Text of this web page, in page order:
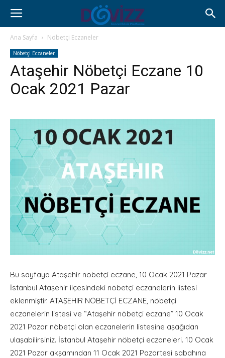
Ana Sayfa Nöbetçi Eczaneler
Nöbetçi Eczaneler
Ataşehir Nöbetçi Eczane 10
Ocak 2021 Pazar
Bu sayfaya Ataşehir nöbetçi eczane, 10 Ocak 2021 Pazar
İstanbul Ataşehir ilçesindeki nöbetçi eczanelerin listesi
eklenmiştir. ATAŞEHIR NÖBETÇİ ECZANE, nöbetçi
eczanelerin listesi ve “Ataşehir nöbetçi eczane” 10 Ocak
2021 Pazar nöbetçi olan eczanelerin listesine aşağıdan
ulaşabilirsiniz. İstanbul Ataşehir nöbetçi eczaneleri. 10 Ocak
2021 Pazar akşamından 11 Ocak 2021 Pazartesi sabahına